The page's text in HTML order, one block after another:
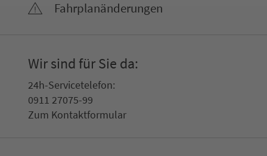
Fahr­plan­ände­rungen
Wir sind für Sie da:
24h-Ser­vice­te­le­fon:
0911 27075-99
Zum Kon­taktformular